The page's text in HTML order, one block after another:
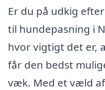
Er du på udkig
til hundepasning i
hvor vigtigt det er,
får den bedst
væk. Med et væld